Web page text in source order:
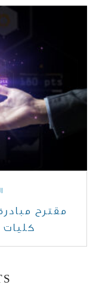
مقترح
كليات